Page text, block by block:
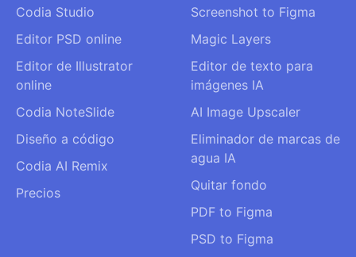
Codia Studio
Editor PSD online
Editor de Illustrator
online
Codia NoteSlide
Diseño a código
Codia AI Remix
Precios
Screenshot to Figma
Magic Layers
Editor de texto para
imágenes IA
AI Image Upscaler
Eliminador de marcas de
agua IA
Quitar fondo
PDF to Figma
PSD to Figma